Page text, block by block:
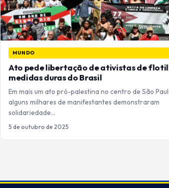
MUNDO
Ato pede libertação de ativistas de
medidas duras do Brasil
Em mais um ato pró-palestina no centro de São
alguns milhares de manifestantes demonstraram
solidariedade…
5 de outubro de 2025